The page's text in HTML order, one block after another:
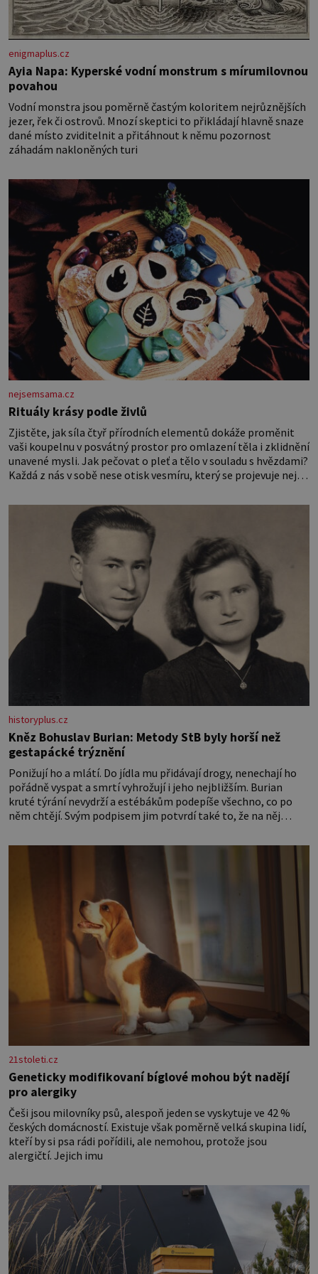
enigmaplus.cz
Ayia Napa: Kyperské vodní monstrum s mírumilovnou
povahou
Vodní monstra jsou poměrně častým koloritem nejrůznějších
jezer, řek či ostrovů. Mnozí skeptici to přikládají hlavně snaze
dané místo zviditelnit a přitáhnout k němu pozornost
záhadám nakloněných turi
nejsemsama.cz
Rituály krásy podle živlů
Zjistěte, jak síla čtyř přírodních elementů dokáže proměnit
vaši koupelnu v posvátný prostor pro omlazení těla i zklidnění
unavené mysli. Jak pečovat o pleť a tělo v souladu s hvězdami?
Každá z nás v sobě nese otisk vesmíru, který se projevuje nejen
Ženy narozené ve znamení Berana, Lva a Střelce v sobě nesou
žár, odvahu a neutuchající elán. Vaše
historyplus.cz
Kněz Bohuslav Burian: Metody StB byly horší než
gestapácké trýznění
Ponižují ho a mlátí. Do jídla mu přidávají drogy, nenechají ho
pořádně vyspat a smrtí vyhrožují i jeho nejbližším. Burian
kruté týrání nevydrží a estébákům podepíše všechno, co po
něm chtějí. Svým podpisem jim potvrdí také to, že na něj
Syn brněnského řezníka chce být knězem a
21stoleti.cz
Geneticky modifikovaní bíglové mohou být nadějí
pro alergiky
Češi jsou milovníky psů, alespoň jeden se vyskytuje ve 42 %
českých domácností. Existuje však poměrně velká skupina lidí,
kteří by si psa rádi pořídili, ale nemohou, protože jsou
alergičtí. Jejich imu